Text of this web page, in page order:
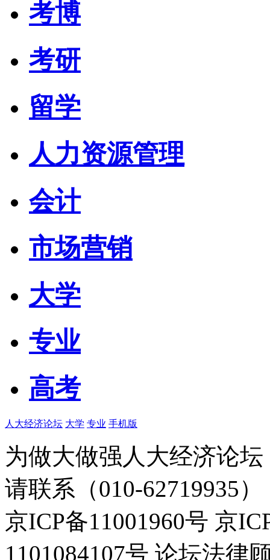
考博
考研
留学
人力资源管理
会计
市场营销
大学
专业
高考
人大经济论坛 大学 专业 手机版
为做大做强人大经济论
请联系（010-62719935）
京ICP备11001960号 京
1101084107号 论坛法律